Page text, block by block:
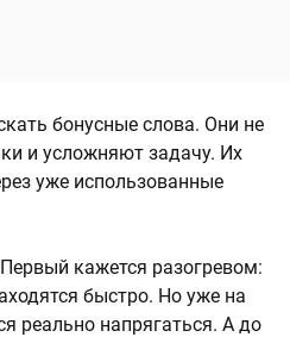
бонусные слова. Они не
и усложняют задачу. Их
уже использованные
кажется разогревом:
быстро. Но уже на
реально напрягаться. А до